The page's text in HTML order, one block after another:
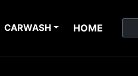
CARWASH HOME